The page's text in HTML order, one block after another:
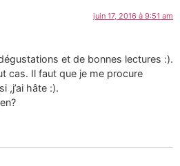
juin 17, 2016 à 9:51 am
et de bonnes lectures :).
cas. Il faut que je me procure
,j’ai hâte :).